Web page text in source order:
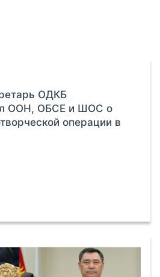
ОДКБ
ООН, ОБСЕ и ШОС о
операции в